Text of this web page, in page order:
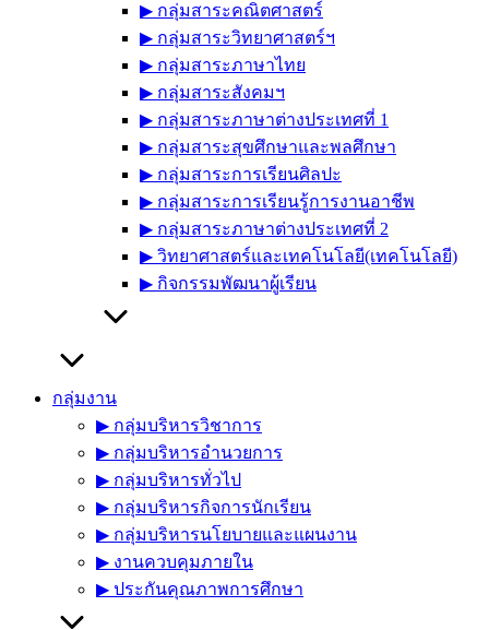
▶︎ กลุ่มสาระคณิตศาสตร์
▶︎ กลุ่มสาระวิทยาศาสตร์ฯ
▶︎ กลุ่มสาระภาษาไทย
▶︎ กลุ่มสาระสังคมฯ
▶︎ กลุ่มสาระภาษาต่างประเทศที่ 1
▶︎ กลุ่มสาระสุขศึกษาและพลศึกษา
▶︎ กลุ่มสาระการเรียนศิลปะ
▶︎ กลุ่มสาระการเรียนรู้การงานอาชีพ
▶︎ กลุ่มสาระภาษาต่างประเทศที่ 2
▶︎ วิทยาศาสตร์และเทคโนโลยี(เทคโนโลยี)
▶︎ กิจกรรมพัฒนาผู้เรียน
กลุ่มงาน
▶︎ กลุ่มบริหารวิชาการ
▶︎ กลุ่มบริหารอำนวยการ
▶︎ กลุ่มบริหารทั่วไป
▶︎ กลุ่มบริหารกิจการนักเรียน
▶︎ กลุ่มบริหารนโยบายและแผนงาน
▶︎ งานควบคุมภายใน
▶︎ ประกันคุณภาพการศึกษา